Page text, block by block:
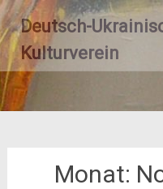
Zum
Inhalt
springen
Deutsch-
Kulturverein
Monat: